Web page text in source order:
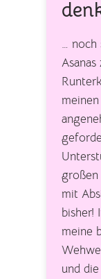
… noch
großen
mit
bisher!
meine
und